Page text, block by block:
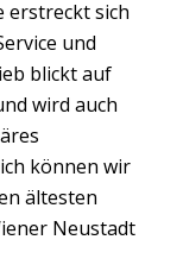
erstreckt sich
und
blickt auf
wird auch
können wir
ältesten
Neustadt